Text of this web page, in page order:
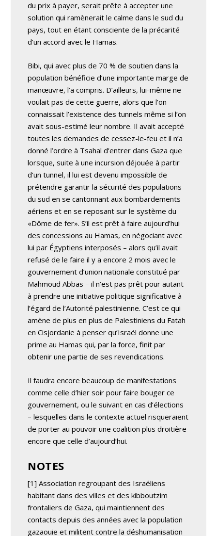
du prix à payer, serait prête à accepter une
solution qui ramènerait le calme dans le sud du
pays, tout en étant consciente de la précarité
d’un accord avec le Hamas.
Bibi, qui avec plus de 70 % de soutien dans la
population bénéficie d’une importante marge de
manœuvre, l’a compris. D’ailleurs, lui-même ne
voulait pas de cette guerre, alors que l’on
connaissait l’existence des tunnels même si l’on
avait sous-estimé leur nombre. Il avait accepté
toutes les demandes de cessez-le-feu et il n’a
donné l’ordre à Tsahal d’entrer dans Gaza que
lorsque, suite à une incursion déjouée à partir
d’un tunnel, il lui est devenu impossible de
prétendre garantir la sécurité des populations
du sud en se cantonnant aux bombardements
aériens et en se reposant sur le système du
«Dôme de fer». S’il est prêt à faire aujourd’hui
des concessions au Hamas, en négociant avec
lui par Égyptiens interposés – alors qu’il avait
refusé de le faire il y a encore 2 mois avec le
gouvernement d’union nationale constitué par
Mahmoud Abbas – il n’est pas prêt pour autant
à prendre une initiative politique significative à
l’égard de l’Autorité palestinienne. C’est ce qui
amène de plus en plus de Palestiniens du Fatah
en Cisjordanie à penser qu’Israël donne une
prime au Hamas qui, par la force, finit par
obtenir une partie de ses revendications.
Il faudra encore beaucoup de manifestations
comme celle d’hier soir pour faire bouger ce
gouvernement, ou le suivant en cas d’élections
– lesquelles dans le contexte actuel risqueraient
de porter au pouvoir une coalition plus droitière
encore que celle d’aujourd’hui.
NOTES
[1] Association regroupant des Israéliens
habitant dans des villes et des kibboutzim
frontaliers de Gaza, qui maintiennent des
contacts depuis des années avec la population
gazaouie et militent contre la déshumanisation